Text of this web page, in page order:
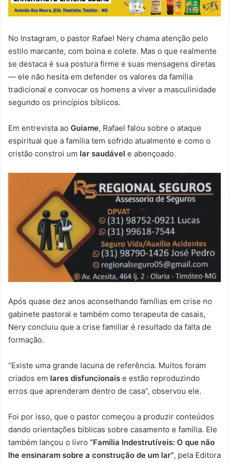
No Instagram, o pastor Rafael Nery chama atenção pelo
estilo marcante, com boina e colete. Mas o que realmente
se destaca é sua postura firme e suas mensagens diretas
— ele não hesita em defender os valores da família
tradicional e convocar os homens a viver a masculinidade
segundo os princípios bíblicos.
Em entrevista ao Guiame, Rafael falou sobre o ataque
espiritual que a família tem sofrido atualmente e como o
cristão constroi um lar saudável e abençoado.
Após quase dez anos aconselhando famílias em crise no
gabinete pastoral e também como terapeuta de casais,
Nery concluiu que a crise familiar é resultado da falta de
formação.
“Existe uma grande lacuna de referência. Muitos foram
criados em lares disfuncionais e estão reproduzindo
erros que aprenderam dentro de casa”, observou ele.
Foi por isso, que o pastor começou a produzir conteúdos
dando orientações bíblicas sobre casamento e família. Ele
também lançou o livro “Família Indestrutíveis: O que não
lhe ensinaram sobre a construção de um lar”, pela Editora